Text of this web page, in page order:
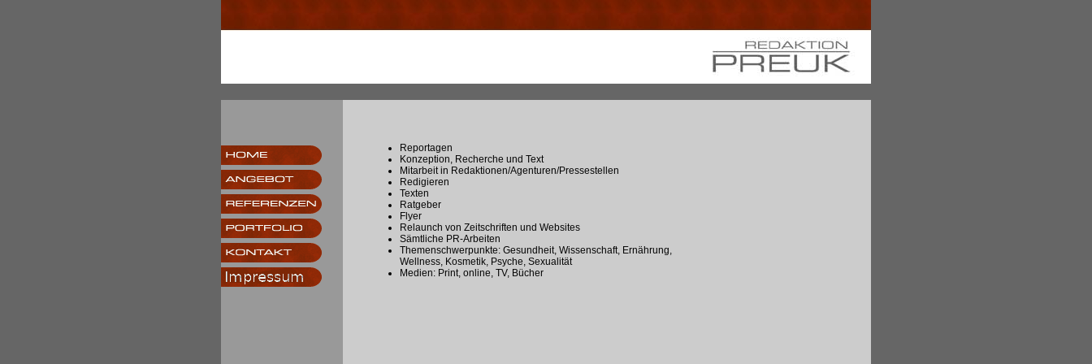
Reportagen
Konzeption, Recherche und Text
Mitarbeit in Redaktionen/Agenturen/Pressestellen
Redigieren
Texten
Ratgeber
Flyer
Relaunch von Zeitschriften und Websites
Sämtliche PR-Arbeiten
Themenschwerpunkte: Gesundheit, Wissenschaft, Ernährung,
Wellness, Kosmetik, Psyche, Sexualität
Medien: Print, online, TV, Bücher